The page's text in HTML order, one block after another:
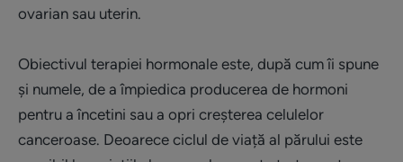
ovarian sau uterin.
Obiectivul terapiei hormonale este, după cum îi spune
și numele, de a împiedica producerea de hormoni
pentru a încetini sau a opri creșterea celulelor
canceroase. Deoarece ciclul de viață al părului este